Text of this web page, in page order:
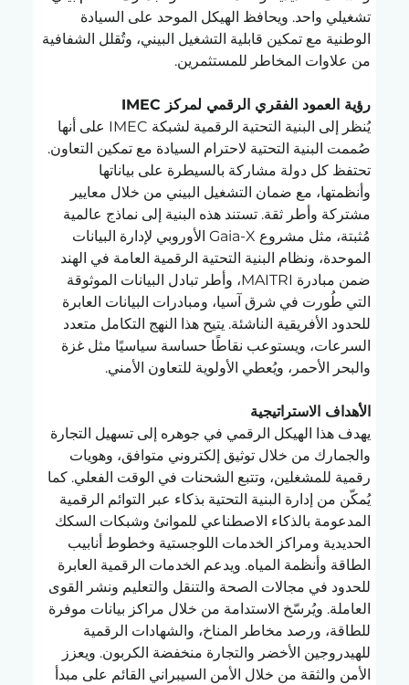
تشغيلي واحد. ويحافظ الهيكل الموحد على السيادة
الوطنية مع تمكين قابلية التشغيل البيني، وتُقلل الشفافية
من علاوات المخاطر للمستثمرين.
رؤية العمود الفقري الرقمي لمركز IMEC
يُنظر إلى البنية التحتية الرقمية لشبكة IMEC على أنها
صُممت البنية التحتية لاحترام السيادة مع تمكين التعاون.
تحتفظ كل دولة مشاركة بالسيطرة على بياناتها
وأنظمتها، مع ضمان التشغيل البيني من خلال معايير
مشتركة وأطر ثقة. تستند هذه البنية إلى نماذج عالمية
مُثبتة، مثل مشروع Gaia-X الأوروبي لإدارة البيانات
الموحدة، ونظام البنية التحتية الرقمية العامة في الهند
ضمن مبادرة MAITRI، وأطر تبادل البيانات الموثوقة
التي طُورت في شرق آسيا، ومبادرات البيانات العابرة
للحدود الأفريقية الناشئة. يتيح هذا النهج التكامل متعدد
السرعات، ويستوعب نقاطًا حساسة سياسيًا مثل غزة
والبحر الأحمر، ويُعطي الأولوية للتعاون الأمني.
الأهداف الاستراتيجية
يهدف هذا الهيكل الرقمي في جوهره إلى تسهيل التجارة
والجمارك من خلال توثيق إلكتروني متوافق، وهويات
رقمية للمشغلين، وتتبع الشحنات في الوقت الفعلي. كما
يُمكّن من إدارة البنية التحتية بذكاء عبر التوائم الرقمية
المدعومة بالذكاء الاصطناعي للموانئ وشبكات السكك
الحديدية ومراكز الخدمات اللوجستية وخطوط أنابيب
الطاقة وأنظمة المياه. ويدعم الخدمات الرقمية العابرة
للحدود في مجالات الصحة والتنقل والتعليم ونشر القوى
العاملة. ويُرسّخ الاستدامة من خلال مراكز بيانات موفرة
للطاقة، ورصد مخاطر المناخ، والشهادات الرقمية
للهيدروجين الأخضر والتجارة منخفضة الكربون. ويعزز
الأمن والثقة من خلال الأمن السيبراني القائم على مبدأ